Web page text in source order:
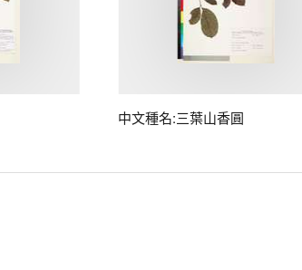
中文種名:三葉山香圓